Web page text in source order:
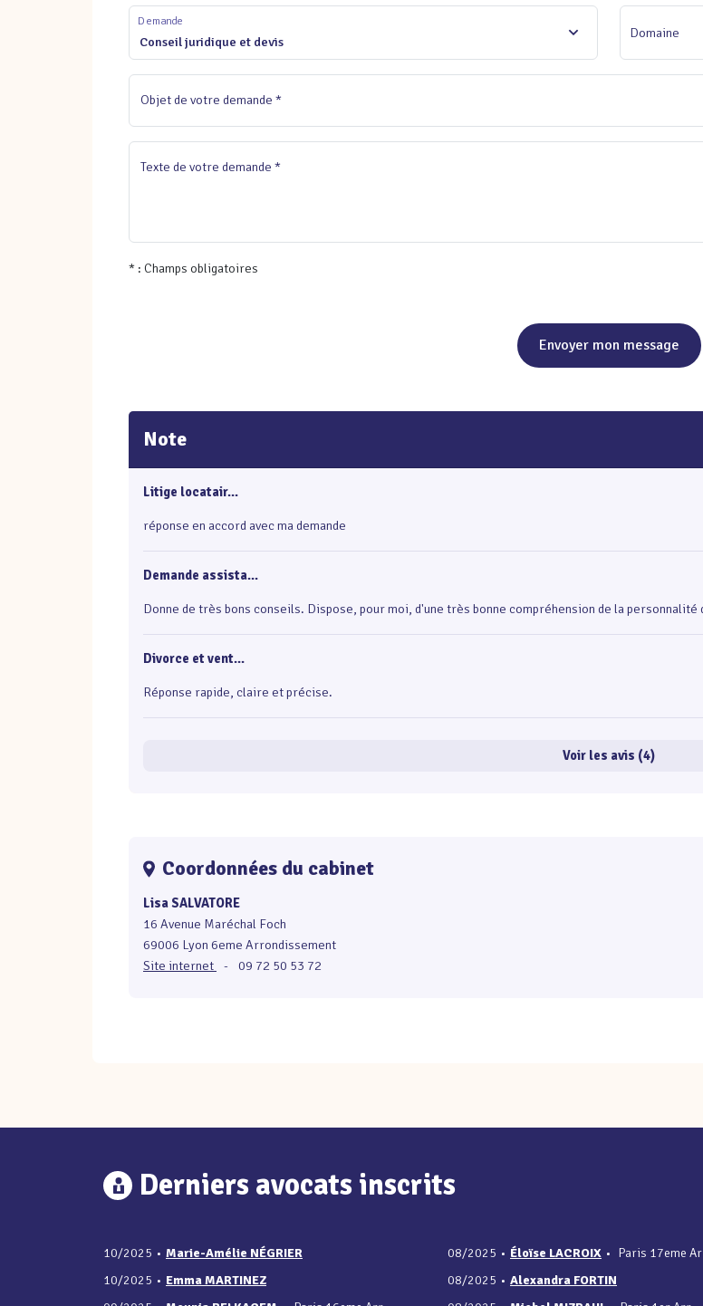
Conseil juridique et devis
Demande
Domaine
Objet de votre demande *
Texte de votre demande *
* : Champs obligatoires
Envoyer mon message
Note
Litige locatair...
réponse en accord avec ma demande
Demande assista...
Donne de très bons conseils. Dispose, pour moi, d'une très bonne compréhension de la personnalité
Divorce et vent...
Réponse rapide, claire et précise.
Voir les avis (4)
Coordonnées du cabinet
Lisa SALVATORE
16 Avenue Maréchal Foch
69006 Lyon 6eme Arrondissement
Site internet
- 09 72 50 53 72
Derniers avocats inscrits
10/2025 • Marie-Amélie NÉGRIER
10/2025 • Emma MARTINEZ
08/2025 • Éloïse LACROIX • Paris 17eme
08/2025 • Alexandra FORTIN